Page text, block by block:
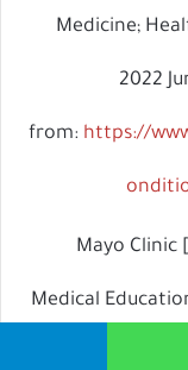
Medicine;
2022
from: https://
Mayo
Medical